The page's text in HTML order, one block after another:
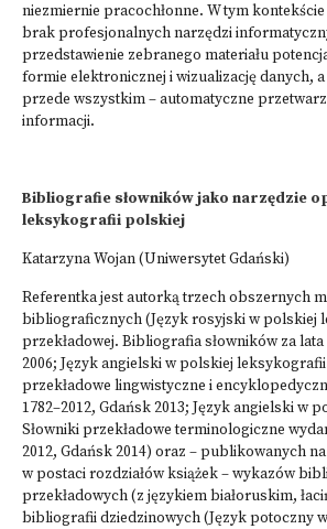
niezmiernie pracochłonne. W tym
brak profesjonalnych narzędzi
przedstawienie zebranego materiału
formie elektronicznej i wizualizację danych, a
przede wszystkim – automatyczne
informacji.
Bibliografie słowników jako narzędzie
leksykografii polskiej
Katarzyna Wojan (Uniwersytet Gdański)
Referentka jest autorką trzech obszernych
bibliograficznych (Język rosyjski w polskiej
przekładowej. Bibliografia słowników za lata
2006; Język angielski w polskiej
przekładowe lingwistyczne i
1782–2012, Gdańsk 2013; Język angielski w
Słowniki przekładowe terminologiczne
2012, Gdańsk 2014) oraz – publikowanych
w postaci rozdziałów książek – wykazów
przekładowych (z językiem białoruskim,
bibliografii dziedzinowych (Język potoczny